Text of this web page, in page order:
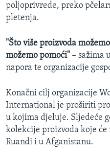
poljoprivrede, preko
pletenja.
"Što više proizvoda
možemo pomoći" – sažima
napora te organizacije
Konačni cilj organizacije
International je proširiti
u kojima djeluje. Sljedeće
kolekcije proizvoda koje će
Ruandi i u Afganistanu.